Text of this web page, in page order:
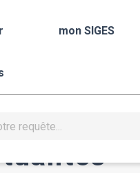
mon SIGES